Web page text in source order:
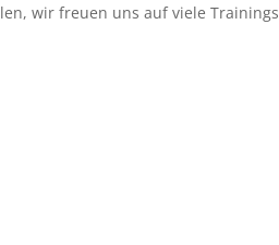
wir freuen uns auf viele Trainings